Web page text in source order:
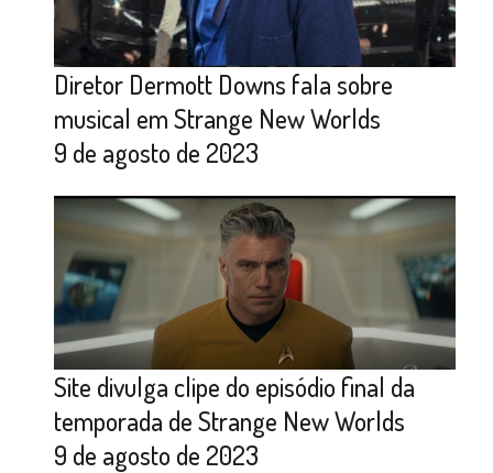
Diretor Dermott Downs fala sobre
musical em Strange New Worlds
9 de agosto de 2023
Site divulga clipe do episódio final da
temporada de Strange New Worlds
9 de agosto de 2023